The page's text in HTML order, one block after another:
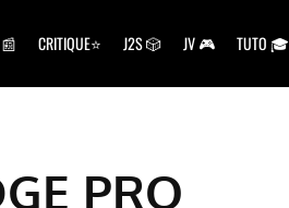
📰 CRITIQUE⭐ J2S 🎲 JV 🎮 TUTO 🎓
PRO